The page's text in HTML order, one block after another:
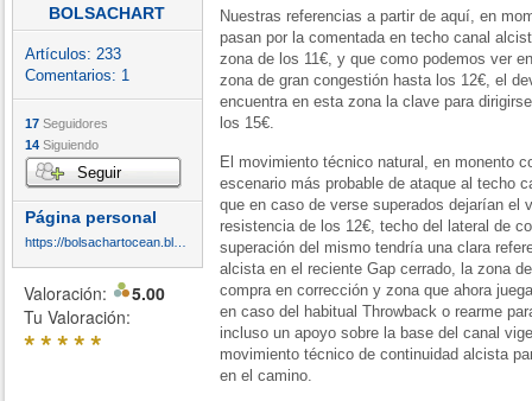
BOLSACHART
Artículos: 233
Comentarios: 1
17 Seguidores
14 Siguiendo
Seguir
Página personal
Valoración:
5.00
Tu Valoración:
*****
Nuestras referencias a partir de aquí, en
pasan por la comentada en techo canal
zona de los 11€, y que como podemos ver
zona de gran congestión hasta los 12€, el
encuentra en esta zona la clave para
los 15€.
El movimiento técnico natural, en monento
escenario más probable de ataque al techo
que en caso de verse superados dejarían el
resistencia de los 12€, techo del lateral de
superación del mismo tendría una clara
alcista en el reciente Gap cerrado, la zona
compra en corrección y zona que ahora
en caso del habitual Throwback o rearme
incluso un apoyo sobre la base del canal
movimiento técnico de continuidad alcista
en el camino.